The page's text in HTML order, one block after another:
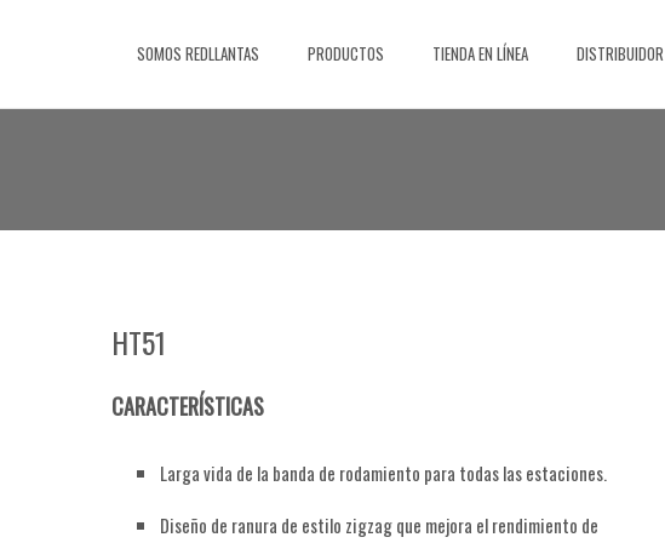
SOMOS REDLLANTAS PRODUCTOS TIENDA EN LÍNEA DISTRIBUIDOR
HT51
CARACTERÍSTICAS
Larga vida de la banda de rodamiento para todas las estaciones.
Diseño de ranura de estilo zigzag que mejora el rendimiento de